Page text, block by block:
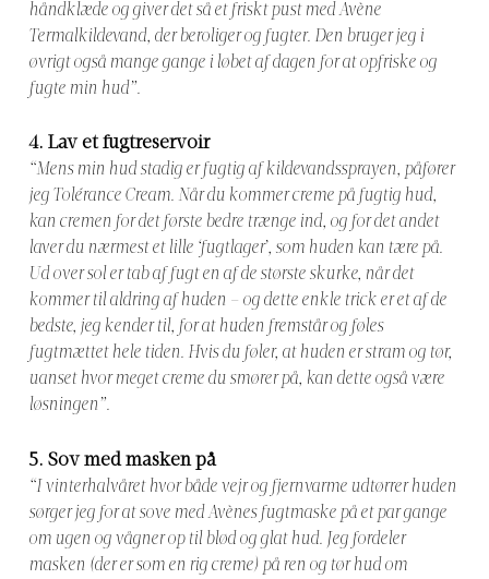
håndklæde og giver det så et friskt pust med Avène
Termalkildevand, der beroliger og fugter. Den bruger jeg i
øvrigt også mange gange i løbet af dagen for at opfriske og
fugte min hud”.
4. Lav et fugtreservoir
“Mens min hud stadig er fugtig af kildevandssprayen, påfører
jeg Tolérance Cream. Når du kommer creme på fugtig hud,
kan cremen for det første bedre trænge ind, og for det andet
laver du nærmest et lille ‘fugtlager’, som huden kan tære på.
Ud over sol er tab af fugt en af de største skurke, når det
kommer til aldring af huden – og dette enkle trick er et af de
bedste, jeg kender til, for at huden fremstår og føles
fugtmættet hele tiden. Hvis du føler, at huden er stram og tør,
uanset hvor meget creme du smører på, kan dette også være
løsningen”.
5. Sov med masken på
“I vinterhalvåret hvor både vejr og fjernvarme udtørrer huden
sørger jeg for at sove med Avènes fugtmaske på et par gange
om ugen og vågner op til blød og glat hud. Jeg fordeler
masken (der er som en rig creme) på ren og tør hud om